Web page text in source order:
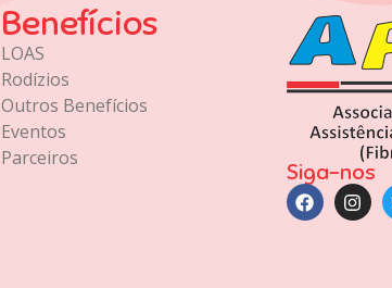
Benefícios
LOAS
Rodízios
Outros Benefícios
Eventos
Parceiros
Siga-nos